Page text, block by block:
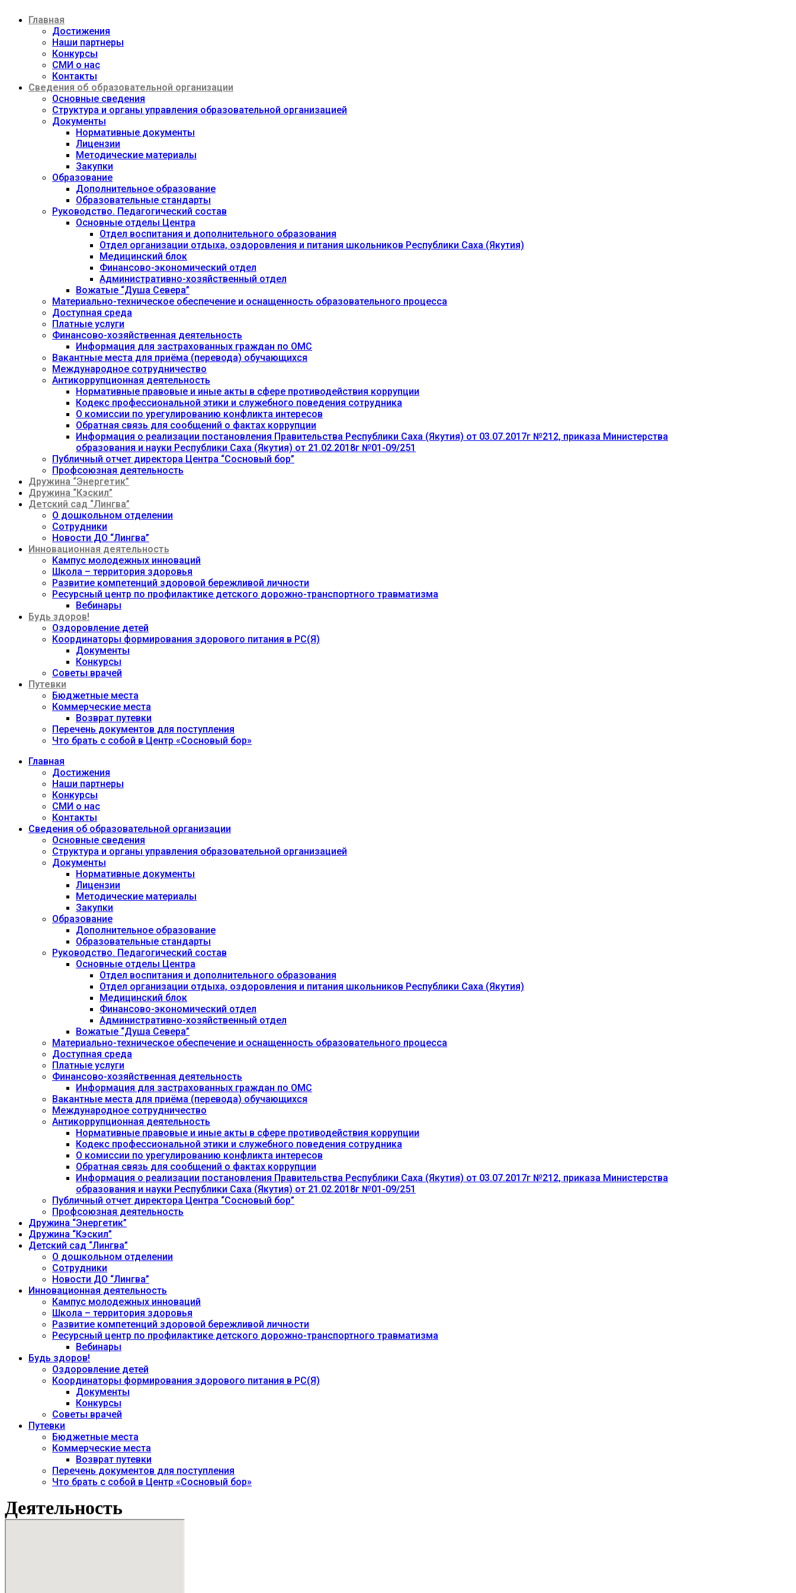
содержимому
Главная
Достижения
Наши партнеры
Конкурсы
СМИ о нас
Контакты
Сведения об образовательной организации
Основные сведения
Структура и органы управления образовательной организацией
Документы
Нормативные документы
Лицензии
Методические материалы
Закупки
Образование
Дополнительное образование
Образовательные стандарты
Руководство. Педагогический состав
Основные отделы Центра
Отдел воспитания и дополнительного образования
Отдел организации отдыха, оздоровления и питания школьников Республики Саха (Якутия)
Медицинский блок
Финансово-экономический отдел
Административно-хозяйственный отдел
Вожатые “Душа Севера”
Материально-техническое обеспечение и оснащенность образовательного процесса
Доступная среда
Платные услуги
Финансово-хозяйственная деятельность
Информация для застрахованных граждан по ОМС
Вакантные места для приёма (перевода) обучающихся
Международное сотрудничество
Антикоррупционная деятельность
Нормативные правовые и иные акты в сфере противодействия коррупции
Кодекс профессиональной этики и служебного поведения сотрудника
О комиссии по урегулированию конфликта интересов
Обратная связь для сообщений о фактах коррупции
Информация о реализации постановления Правительства Республики Саха (Якутия) от 03.07.2017г №212, приказа Министерства
образования и науки Республики Саха (Якутия) от 21.02.2018г №01-09/251
Публичный отчет директора Центра “Сосновый бор”
Профсоюзная деятельность
Дружина “Энергетик”
Дружина “Кэскил”
Детский сад “Лингва”
О дошкольном отделении
Сотрудники
Новости ДО “Лингва”
Инновационная деятельность
Кампус молодежных инноваций
Школа – территория здоровья
Развитие компетенций здоровой бережливой личности
Ресурсный центр по профилактике детского дорожно-транспортного травматизма
Вебинары
Будь здоров!
Оздоровление детей
Координаторы формирования здорового питания в РС(Я)
Документы
Конкурсы
Советы врачей
Путевки
Бюджетные места
Коммерческие места
Возврат путевки
Перечень документов для поступления
Что брать с собой в Центр «Сосновый бор»
Главная
Достижения
Наши партнеры
Конкурсы
СМИ о нас
Контакты
Сведения об образовательной организации
Основные сведения
Структура и органы управления образовательной организацией
Документы
Нормативные документы
Лицензии
Методические материалы
Закупки
Образование
Дополнительное образование
Образовательные стандарты
Руководство. Педагогический состав
Основные отделы Центра
Отдел воспитания и дополнительного образования
Отдел организации отдыха, оздоровления и питания школьников Республики Саха (Якутия)
Медицинский блок
Финансово-экономический отдел
Административно-хозяйственный отдел
Вожатые “Душа Севера”
Материально-техническое обеспечение и оснащенность образовательного процесса
Доступная среда
Платные услуги
Финансово-хозяйственная деятельность
Информация для застрахованных граждан по ОМС
Вакантные места для приёма (перевода) обучающихся
Международное сотрудничество
Антикоррупционная деятельность
Нормативные правовые и иные акты в сфере противодействия коррупции
Кодекс профессиональной этики и служебного поведения сотрудника
О комиссии по урегулированию конфликта интересов
Обратная связь для сообщений о фактах коррупции
Информация о реализации постановления Правительства Республики Саха (Якутия) от 03.07.2017г №212, приказа Министерства
образования и науки Республики Саха (Якутия) от 21.02.2018г №01-09/251
Публичный отчет директора Центра “Сосновый бор”
Профсоюзная деятельность
Дружина “Энергетик”
Дружина “Кэскил”
Детский сад “Лингва”
О дошкольном отделении
Сотрудники
Новости ДО “Лингва”
Инновационная деятельность
Кампус молодежных инноваций
Школа – территория здоровья
Развитие компетенций здоровой бережливой личности
Ресурсный центр по профилактике детского дорожно-транспортного травматизма
Вебинары
Будь здоров!
Оздоровление детей
Координаторы формирования здорового питания в РС(Я)
Документы
Конкурсы
Советы врачей
Путевки
Бюджетные места
Коммерческие места
Возврат путевки
Перечень документов для поступления
Что брать с собой в Центр «Сосновый бор»
Деятельность